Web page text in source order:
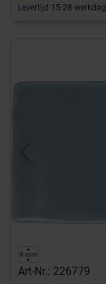
Levertijd 15-28
Art-Nr.: 226779